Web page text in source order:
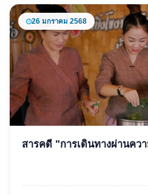
26 มกราคม 2568
เชื่อ ศรัทธาวิถีชน
สารคดี "การเดินทางผ่านคว